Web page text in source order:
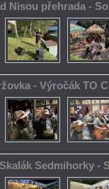
Nisou přehrada -
- Výročák TO
Sedmihorky -